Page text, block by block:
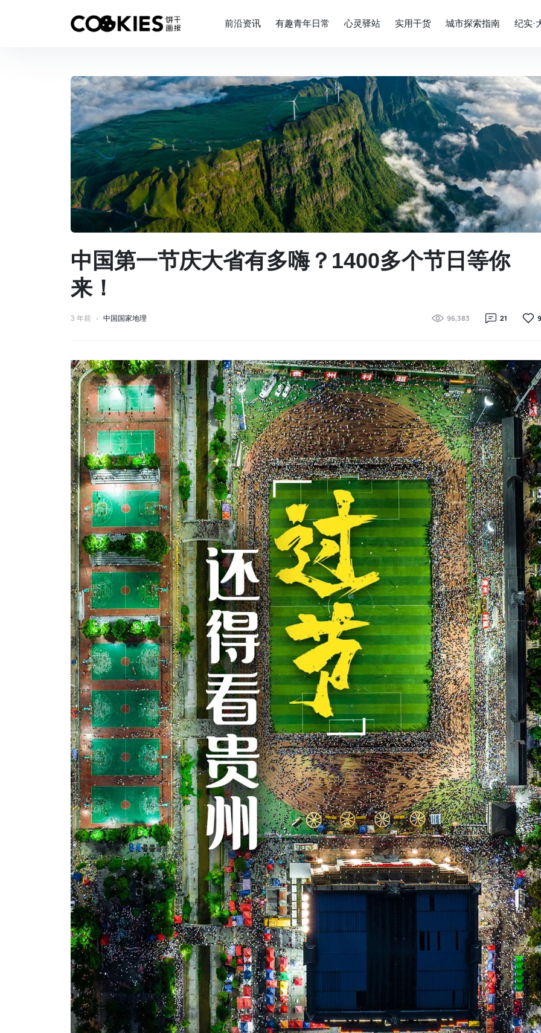
前沿资讯 有趣青年日常 心灵驿站 实用干货 城市探索指南 纪实·
中国第一节庆大省有多嗨？1400多个节日等你
来！
3 年前 中国国家地理 96,383 21